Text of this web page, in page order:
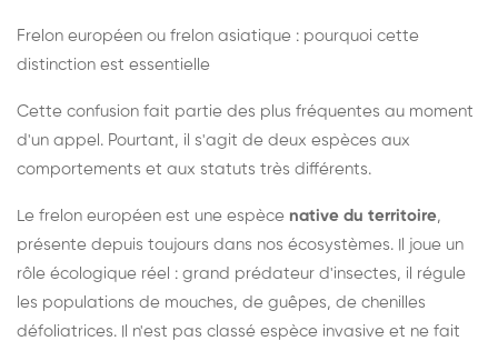
Frelon européen ou frelon asiatique : pourquoi cette
distinction est essentielle
Cette confusion fait partie des plus fréquentes au moment
d'un appel. Pourtant, il s'agit de deux espèces aux
comportements et aux statuts très différents.
Le frelon européen est une espèce native du territoire,
présente depuis toujours dans nos écosystèmes. Il joue un
rôle écologique réel : grand prédateur d'insectes, il régule
les populations de mouches, de guêpes, de chenilles
défoliatrices. Il n'est pas classé espèce invasive et ne fait